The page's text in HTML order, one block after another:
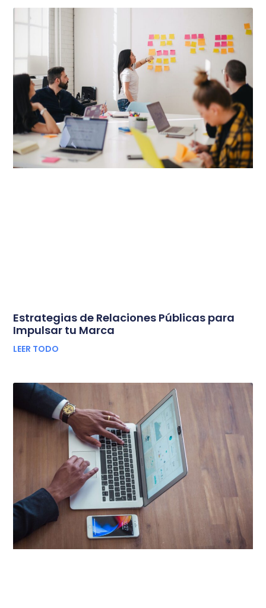
Estrategias de Relaciones Públicas para
Impulsar tu Marca
LEER TODO